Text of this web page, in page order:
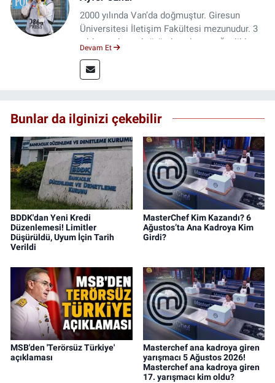
2000 yılında Van’da doğmuştur. Giresun
Üniversitesi İletişim Fakültesi mezunudur. 3
yıldır medya sektöründe çalışıyor. Özelikle
Devam Et
Bunlar da ilginizi çekebilir
BDDK'dan Yeni Kredi
Düzenlemesi! Limitler
Düşürüldü, Uyum İçin Tarih
Verildi
MasterChef Kim Kazandı? 6
Ağustos’ta Ana Kadroya Kim
Girdi?
MSB'den 'Terörsüz Türkiye'
açıklaması
Masterchef ana kadroya giren
yarışmacı 5 Ağustos 2026!
Masterchef ana kadroya giren
17. yarışmacı kim oldu?